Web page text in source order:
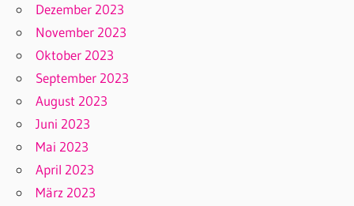
Dezember 2023
November 2023
Oktober 2023
September 2023
August 2023
Juni 2023
Mai 2023
April 2023
März 2023